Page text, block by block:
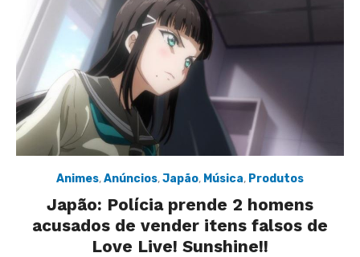
Animes,Anúncios,Japão, Música, Produtos
Japão: Polícia prende 2 homens
acusados de vender itens falsos de
Love Live! Sunshine!!